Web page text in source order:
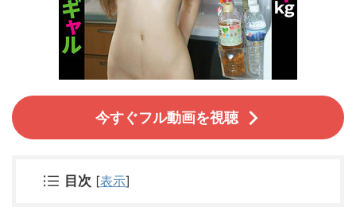
今すぐフル動画を視聴
目次 [表示]